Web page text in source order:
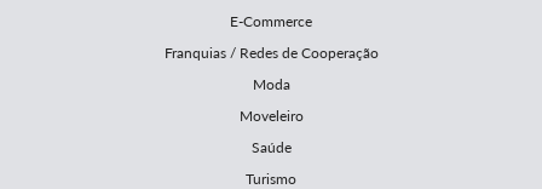
E-Commerce
Franquias / Redes de Cooperação
Moda
Moveleiro
Saúde
Turismo